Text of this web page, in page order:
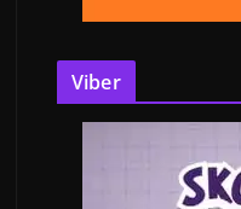
Viber